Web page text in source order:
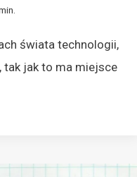
świata technologii,
tak jak to ma miejsce